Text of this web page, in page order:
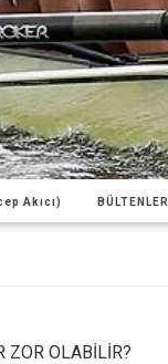
Akıcı) BÜLTENLER
ZOR OLABİLİR?